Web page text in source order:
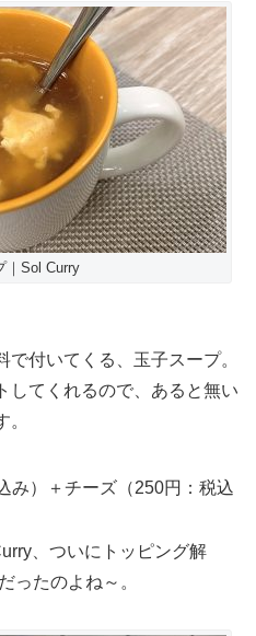
｜Sol Curry
付いてくる、玉子スープ。
してくれるので、あると無い
み）＋チーズ（250円：税込
、ついにトッピング解
ったのよね～。